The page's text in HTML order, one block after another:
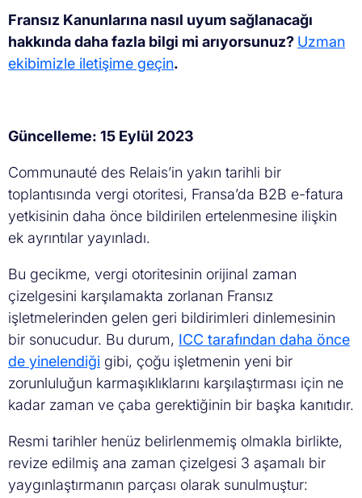
Fransız Kanunlarına nasıl uyum sağlanacağı
hakkında daha fazla bilgi mi arıyorsunuz? Uzman
ekibimizle iletişime geçin.
Güncelleme: 15 Eylül 2023
Communauté des Relais’in yakın tarihli bir
toplantısında vergi otoritesi, Fransa’da B2B e-fatura
yetkisinin daha önce bildirilen ertelenmesine ilişkin
ek ayrıntılar yayınladı.
Bu gecikme, vergi otoritesinin orijinal zaman
çizelgesini karşılamakta zorlanan Fransız
işletmelerinden gelen geri bildirimleri dinlemesinin
bir sonucudur. Bu durum, ICC tarafından daha önce
de yinelendiği gibi, çoğu işletmenin yeni bir
zorunluluğun karmaşıklıklarını karşılaştırması için ne
kadar zaman ve çaba gerektiğinin bir başka kanıtıdır.
Resmi tarihler henüz belirlenmemiş olmakla birlikte,
revize edilmiş ana zaman çizelgesi 3 aşamalı bir
yaygınlaştırmanın parçası olarak sunulmuştur: